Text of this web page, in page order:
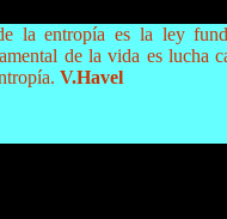
la entropía es la ley
de la vida es lucha
V.Havel